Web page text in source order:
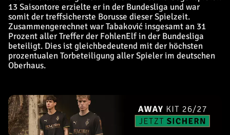
13 Saisontore erzielte er in der Bundesliga und war
somit der treffsicherste Borusse dieser Spielzeit.
Zusammengerechnet war Tabaković insgesamt an 31
Prozent aller Treffer der FohlenElf in der Bundesliga
beteiligt. Dies ist gleichbedeutend mit der höchsten
prozentualen Torbeteiligung aller Spieler im deutschen
Oberhaus.